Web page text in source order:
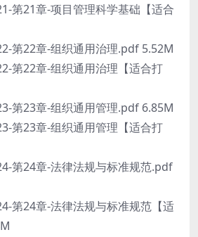
第21章-项目管理科学基础【适合
第22章-组织通用治理.pdf 5.52M
第22章-组织通用治理【适合打
第23章-组织通用管理.pdf 6.85M
第23章-组织通用管理【适合打
第24章-法律法规与标准规范.pdf
第24章-法律法规与标准规范【适